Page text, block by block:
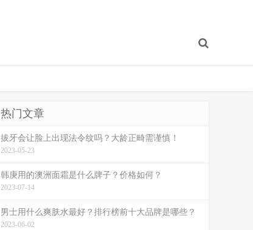
热门文章
拔牙会让脸上出现法令纹吗？大龄正畸需谨慎！
2023-05-23
韩庚用的澳洲面霜是什么牌子？价格如何？
2023-07-14
男士用什么爽肤水最好？排行榜前十大品牌是哪些？
2023-06-02